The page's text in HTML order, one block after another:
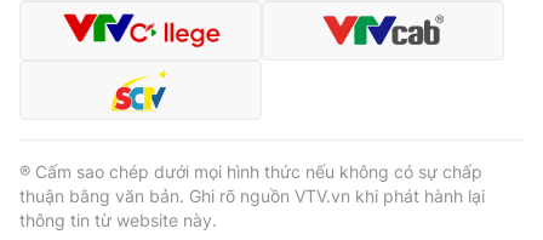
® Cấm sao chép dưới mọi hình thức nếu không có sự chấp
thuận bằng văn bản. Ghi rõ nguồn VTV.vn khi phát hành lại
thông tin từ website này.